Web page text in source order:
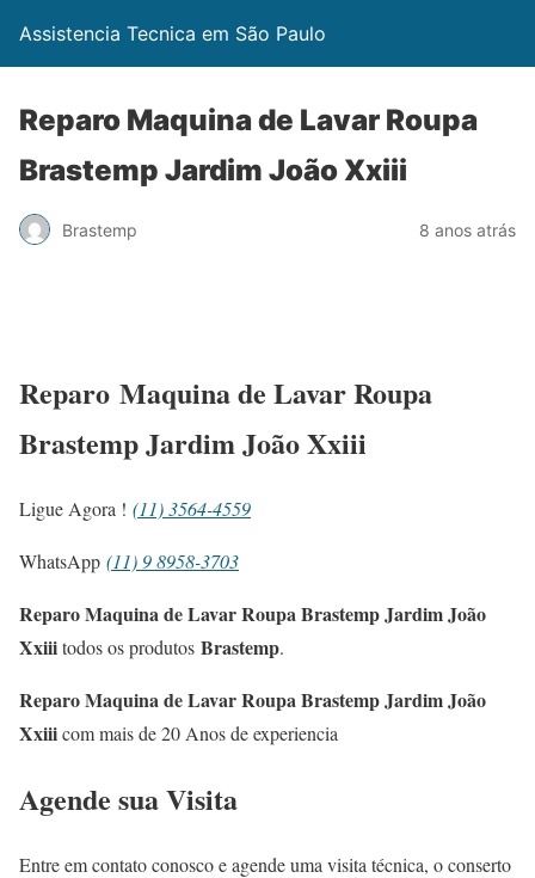
Assistencia Tecnica em São Paulo
Reparo Maquina de Lavar Roupa
Brastemp Jardim João Xxiii
Brastemp 8 anos atrás
Reparo Maquina de Lavar Roupa
Brastemp Jardim João Xxiii
Ligue Agora ! (11) 3564-4559
WhatsApp (11) 9 8958-3703
Reparo Maquina de Lavar Roupa Brastemp Jardim João
Xxiiitodos os produtos Brastemp.
Reparo Maquina de Lavar Roupa Brastemp Jardim João
Xxiiicom mais de 20 Anos de experiencia
Agende sua Visita
Entre em contato conosco e agende uma visita técnica, o conserto